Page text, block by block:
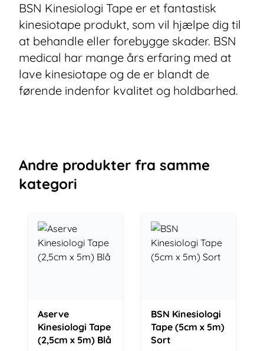
BSN Kinesiologi Tape er et fantastisk
kinesiotape produkt, som vil hjælpe dig til
at behandle eller forebygge skader. BSN
medical har mange års erfaring med at
lave kinesiotape og de er blandt de
førende indenfor kvalitet og holdbarhed.
Andre produkter fra samme
kategori
Aserve
Kinesiologi Tape
(2,5cm x 5m) Blå
BSN Kinesiologi
Tape (5cm x 5m)
Sort